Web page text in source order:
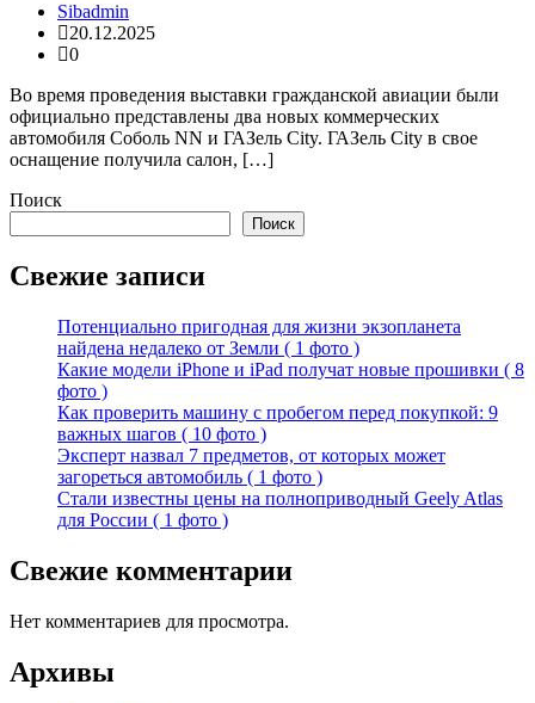
Sibadmin
20.12.2025
0
Во время проведения выставки гражданской авиации были
официально представлены два новых коммерческих
автомобиля Соболь NN и ГАЗель City. ГАЗель City в свое
оснащение получила салон, […]
Поиск
Поиск
Свежие записи
Потенциально пригодная для жизни экзопланета
найдена недалеко от Земли ( 1 фото )
Какие модели iPhone и iPad получат новые прошивки ( 8
фото )
Как проверить машину с пробегом перед покупкой: 9
важных шагов ( 10 фото )
Эксперт назвал 7 предметов, от которых может
загореться автомобиль ( 1 фото )
Стали известны цены на полноприводный Geely Atlas
для России ( 1 фото )
Свежие комментарии
Нет комментариев для просмотра.
Архивы